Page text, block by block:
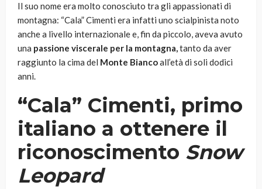
Il suo nome era molto conosciuto tra gli appassionati di
montagna: “Cala” Cimenti era infatti uno scialpinista noto
anche a livello internazionale e, fin da piccolo, aveva avuto
una passione viscerale per la montagna,tanto da aver
raggiunto la cima del Monte Biancoall’età di soli dodici
anni.
“Cala” Cimenti, primo
italiano a ottenere il
riconoscimento Snow
Leopard